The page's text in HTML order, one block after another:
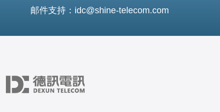
邮件支持：idc@shine-telecom.com